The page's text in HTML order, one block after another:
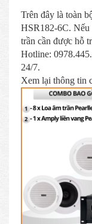
Trên đây là toàn
HSR182-6C. Nếu
trần cần được hỗ
Hotline:
24/7.
Xem lại thông tin